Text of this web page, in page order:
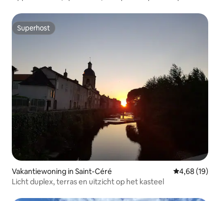
Superhost
Superhost
Vakantiewoning in Saint-Céré Gemiddelde
4,68 (19)
Licht duplex, terras en uitzicht op het kasteel